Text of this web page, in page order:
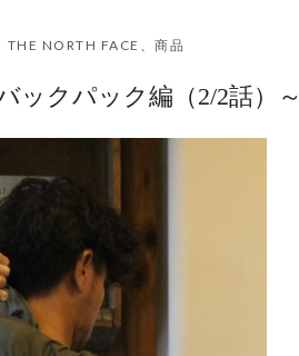
THE NORTH FACE 、商品
ックパック編（2/2話）～